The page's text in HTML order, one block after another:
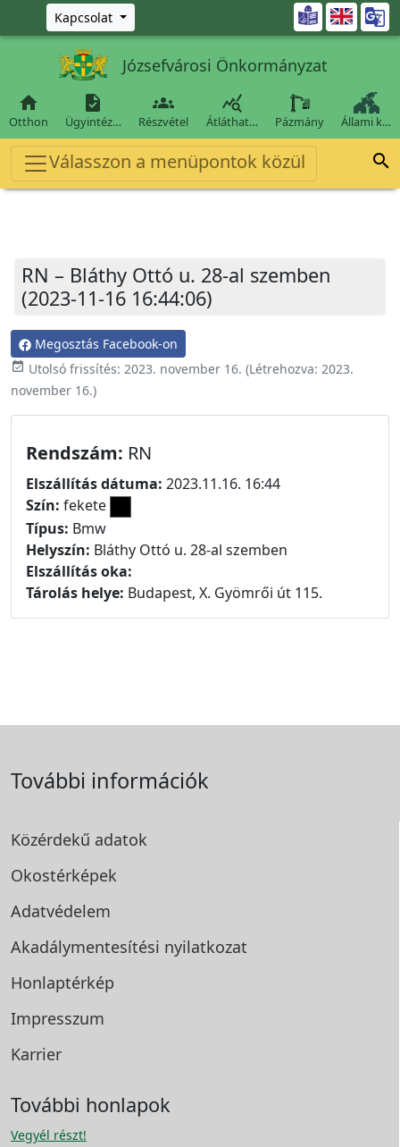
Ugrás a fő tartalomra
Kapcsolat 
Józsefvárosi Önkormányzat

Otthon

Ügyintéz…

Részvétel

Átláthat… Pázmány Állami k…
Válasszon a menüpontok közül 
RN – Bláthy Ottó u. 28-al szemben
(2023-11-16 16:44:06)
Megosztás Facebook-on
event_available Utolsó frissítés: 2023. november 16. (Létrehozva: 2023.
november 16.)
Rendszám: RN
Elszállítás dátuma: 2023.11.16. 16:44
Szín: fekete
Típus: Bmw
Helyszín: Bláthy Ottó u. 28-al szemben
Elszállítás oka:
Tárolás helye: Budapest, X. Gyömrői út 115.
További információk
Közérdekű adatok
Okostérképek
Adatvédelem
Akadálymentesítési nyilatkozat
Honlaptérkép
Impresszum
Karrier
További honlapok
Vegyél részt!